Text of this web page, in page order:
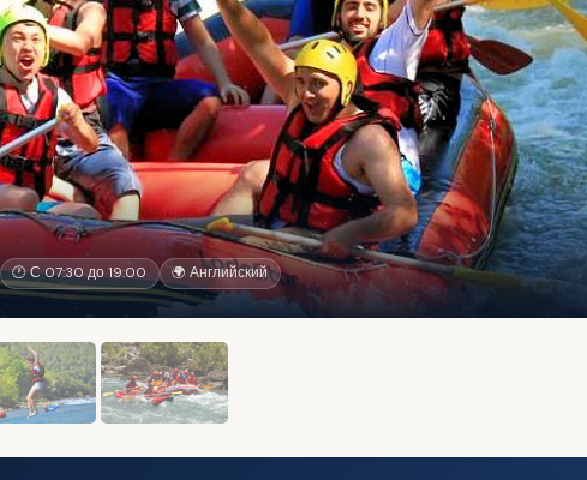
🕐 С 07:30 до 19:00 🌍 Английский